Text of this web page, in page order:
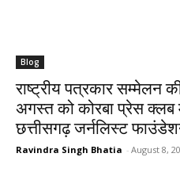
Blog
राष्ट्रीय पत्रकार सम्मेलन
अगस्त को कोरबा प्रेस क्लब
छत्तीसगढ़ जर्नलिस्ट
Ravindra Singh Bhatia - August 8,